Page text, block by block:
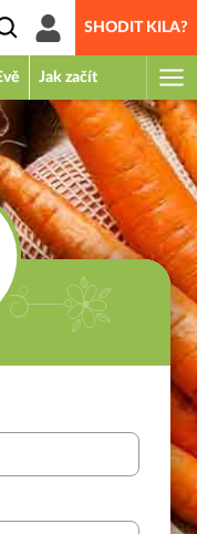
SHODIT KILA?
Jak začít